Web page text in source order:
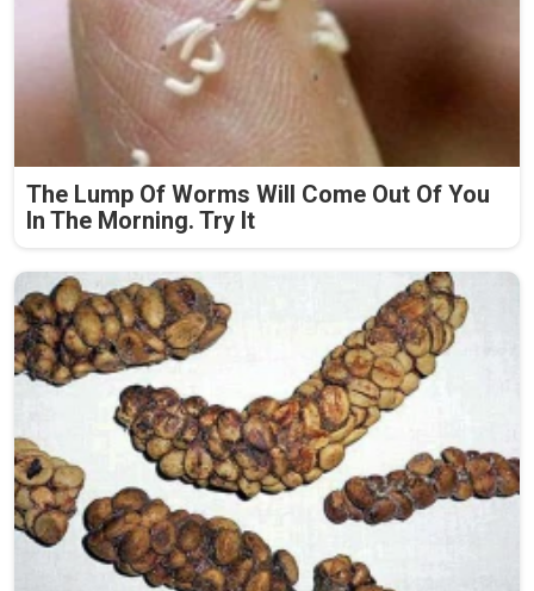
The Lump Of Worms Will Come Out Of You
In The Morning. Try It